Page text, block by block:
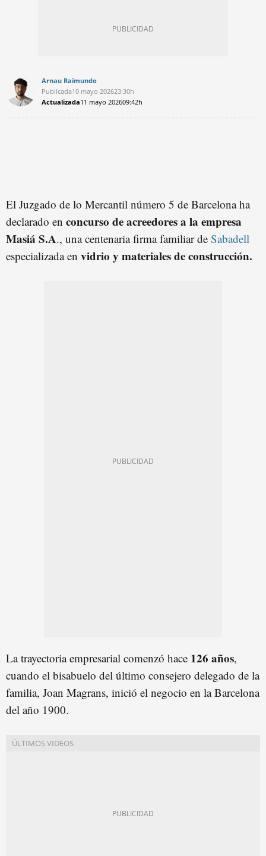
Arnau Raimundo
Publicada10 mayo 202623:30h
Actualizada11 mayo 202609:42h
El Juzgado de lo Mercantil número 5 de Barcelona ha
declarado en concurso de acreedores a la empresa
Masiá S.A., una centenaria firma familiar de Sabadell
especializada en vidrio y materiales de construcción.
La trayectoria empresarial comenzó hace 126 años,
cuando el bisabuelo del último consejero delegado de la
familia, Joan Magrans, inició el negocio en la Barcelona
del año 1900.